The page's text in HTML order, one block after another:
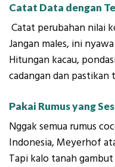
Catat Data dengan
Catat perubahan nilai
Jangan males, ini
Hitungan kacau,
cadangan dan pastikan
Pakai Rumus yang
Nggak semua rumus
Indonesia, Meyerhof
Tapi kalo tanah